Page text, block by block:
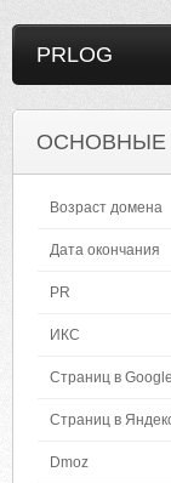
PRLOG
ОСНОВНЫЕ
Возраст домена
Дата окончания
PR
ИКС
Страниц в Google
Страниц в
Dmoz